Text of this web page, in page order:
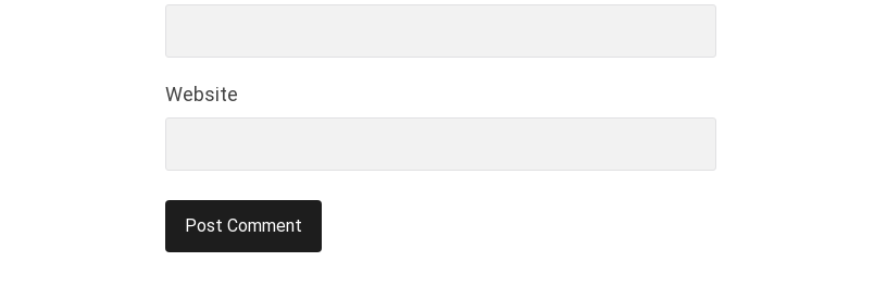
Website